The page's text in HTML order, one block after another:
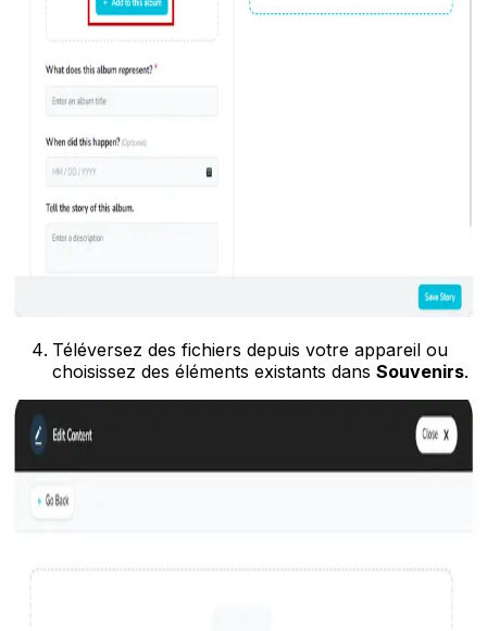
Téléversez des fichiers depuis votre appareil ou
choisissez des éléments existants dans Souvenirs.